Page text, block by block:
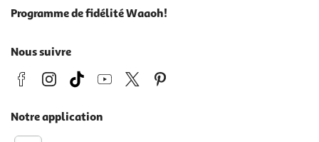
Programme de fidélité Waaoh!
Nous suivre
Notre application